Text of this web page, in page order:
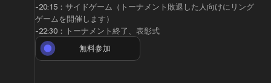
​-20:15：サイドゲーム（トーナメント敗退した人向けにリング
ゲームを開催します）
​-22:30：トーナメント終了、表彰式
無料参加